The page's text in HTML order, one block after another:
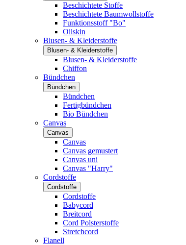
Beschichtete Stoffe
Beschichtete Baumwollstoffe
Funktionsstoff "Bo"
Oilskin
Blusen- & Kleiderstoffe
Blusen- & Kleiderstoffe
Blusen- & Kleiderstoffe
Chiffon
Bündchen
Bündchen
Bündchen
Fertigbündchen
Bio Bündchen
Canvas
Canvas
Canvas
Canvas gemustert
Canvas uni
Canvas "Harry"
Cordstoffe
Cordstoffe
Cordstoffe
Babycord
Breitcord
Cord Polsterstoffe
Stretchcord
Flanell